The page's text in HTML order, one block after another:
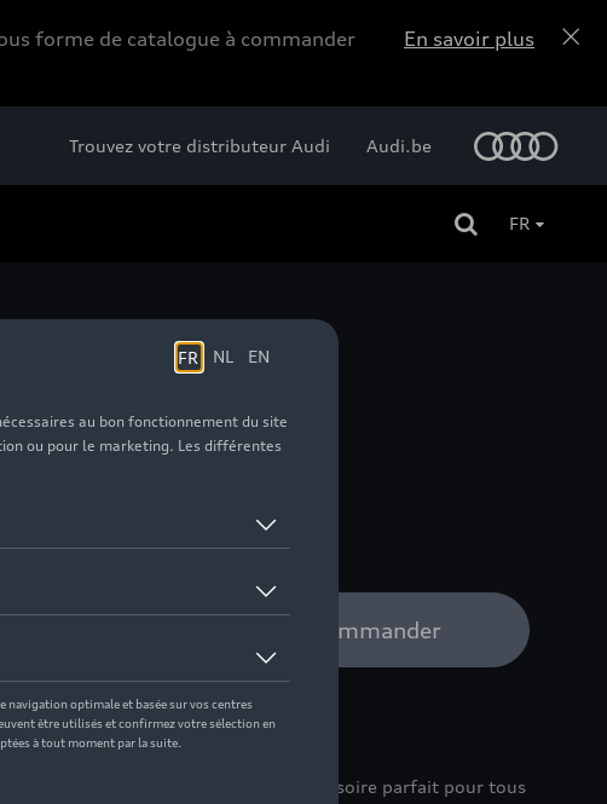
forme de catalogue à commander
En savoir plus
Trouvez votre distributeur Audi Audi.be
FR
votre distributeur Audi pour commander
le logo des anneaux Audi est l'accessoire parfait pour tous